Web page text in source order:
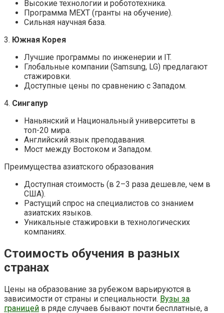
Высокие технологии и робототехника.
Программа MEXT (гранты на обучение).
Сильная научная база.
3. Южная Корея
Лучшие программы по инженерии и IT.
Глобальные компании (Samsung, LG) предлагают
стажировки.
Доступные цены по сравнению с Западом.
4. Сингапур
Наньянский и Национальный университеты в
топ-20 мира.
Английский язык преподавания.
Мост между Востоком и Западом.
Преимущества азиатского образования
Доступная стоимость (в 2–3 раза дешевле, чем в
США).
Растущий спрос на специалистов со знанием
азиатских языков.
Уникальные стажировки в технологических
компаниях.
Стоимость обучения в разных
странах
Цены на образование за рубежом варьируются в
зависимости от страны и специальности. Вузы за
границей в ряде случаев бывают почти бесплатные, а